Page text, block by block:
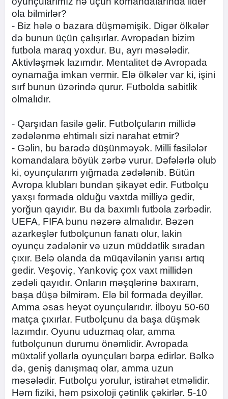
ola bilmirlər?
- Biz hələ o bazara düşməmişik. Digər ölkələr
də bunun üçün çalışırlar. Avropadan bizim
futbola maraq yoxdur. Bu, ayrı məsələdir.
Aktivləşmək lazımdır. Mentalitet də Avropada
oynamağa imkan vermir. Elə ölkələr var ki, işini
sırf bunun üzərində qurur. Futbolda sabitlik
olmalıdır.
- Qarşıdan fasilə gəlir. Futbolçuların millidə
zədələnmə ehtimalı sizi narahat etmir?
- Gəlin, bu barədə düşünməyək. Milli fasilələr
komandalara böyük zərbə vurur. Dəfələrlə olub
ki, oyunçularım yığmada zədələnib. Bütün
Avropa klubları bundan şikayət edir. Futbolçu
yaxşı formada olduğu vaxtda milliyə gedir,
yorğun qayıdır. Bu da baxımlı futbola zərbədir.
UEFA, FIFA bunu nəzərə almalıdır. Bəzən
azarkeşlər futbolçunun fanatı olur, lakin
oyunçu zədələnir və uzun müddətlik sıradan
çıxır. Belə olanda da müqavilənin yarısı artıq
gedir. Veşoviç, Yankoviç çox vaxt millidən
zədəli qayıdır. Onların məşqlərinə baxıram,
başa düşə bilmirəm. Elə bil formada deyillər.
Amma əsas heyət oyunçularıdır. İlboyu 50-60
matça çıxırlar. Futbolçunu da başa düşmək
lazımdır. Oyunu uduzmaq olar, amma
futbolçunun durumu önəmlidir. Avropada
müxtəlif yollarla oyunçuları bərpa edirlər. Bəlkə
də, geniş danışmaq olar, amma uzun
məsələdir. Futbolçu yorulur, istirahət etməlidir.
Həm fiziki, həm psixoloji çətinlik çəkirlər. 5-10